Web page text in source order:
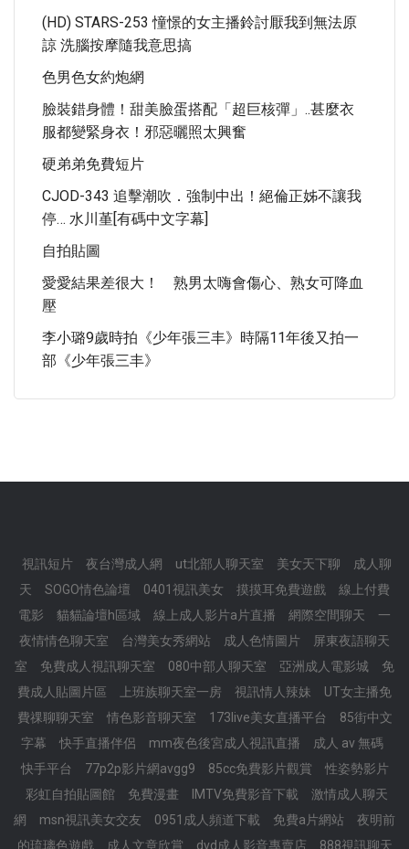
(HD) STARS-253 憧憬的女主播鈴討厭我到無法原
諒 洗腦按摩隨我意思搞
色男色女約炮網
臉裝錯身體！甜美臉蛋搭配「超巨核彈」..甚麼衣
服都變緊身衣！邪惡曬照太興奮
硬弟弟免費短片
CJOD-343 追擊潮吹．強制中出！絕倫正姊不讓我
停… 水川堇[有碼中文字幕]
自拍貼圖
愛愛結果差很大！ 熟男太嗨會傷心、熟女可降血
壓
李小璐9歲時拍《少年張三丰》時隔11年後又拍一
部《少年張三丰》
視訊短片 夜台灣成人網 ut北部人聊天室 美女天下聊
成人聊
天
SOGO情色論壇 0401視訊美女 摸摸耳免費遊戲
線上付費
電影
貓貓論壇h區域 線上成人影片a片直播 網際空間聊天
一
夜情情色聊天室
台灣美女秀網站 成人色情圖片
屏東夜語聊天
室
免費成人視訊聊天室 080中部人聊天室 亞洲成人電影城
免
費成人貼圖片區
上班族聊天室一房 視訊情人辣妹
UT女主播免
費祼聊聊天室
情色影音聊天室 173live美女直播平台
85街中文
字幕
快手直播伴侶 mm夜色後宮成人視訊直播
成人 av 無碼
快手平台
77p2p影片網avgg9 85cc免費影片觀賞
性姿勢影片
彩虹自拍貼圖館
免費漫畫 IMTV免費影音下載
激情成人聊天
網
msn視訊美女交友 0951成人頻道下載 免費a片網站
夜明前
的琉璃色遊戲
成人文章欣賞 dvd成人影音專賣店 888視訊聊天